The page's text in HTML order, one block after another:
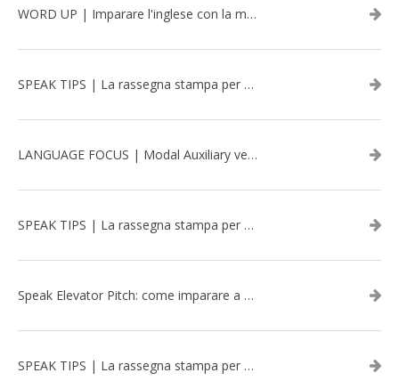
WORD UP | Imparare l'inglese con la musica: David Bowie
SPEAK TIPS | La rassegna stampa per migliorare l’inglese - aprile 2026
LANGUAGE FOCUS | Modal Auxiliary verbs in the past
SPEAK TIPS | La rassegna stampa per migliorare l’inglese - marzo 2026
Speak Elevator Pitch: come imparare a gestire una presentazione in inglese
SPEAK TIPS | La rassegna stampa per migliorare l’inglese - febbraio 2026